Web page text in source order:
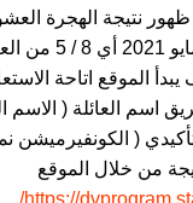
نتيجة الهجرة
2022، هو يوم 8
يبدأ الموقع اتاحة
اسم العائلة ( الاسم
( الكونفيرميشن
من خلال الموقع
https://
.